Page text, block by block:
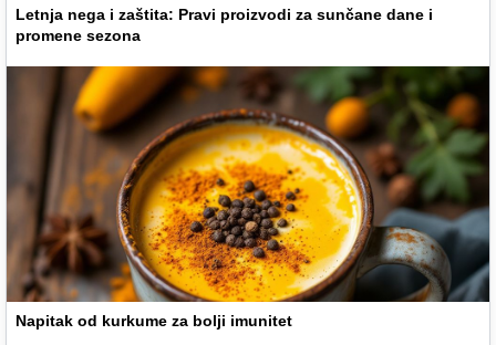
Letnja nega i zaštita: Pravi proizvodi za sunčane dane i
promene sezona
Napitak od kurkume za bolji imunitet